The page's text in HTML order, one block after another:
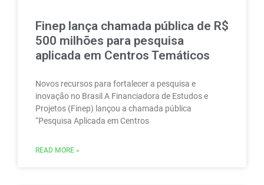
Finep lança chamada pública de R$
500 milhões para pesquisa
aplicada em Centros Temáticos
Novos recursos para fortalecer a pesquisa e
inovação no Brasil A Financiadora de Estudos e
Projetos (Finep) lançou a chamada pública
“Pesquisa Aplicada em Centros
READ MORE »